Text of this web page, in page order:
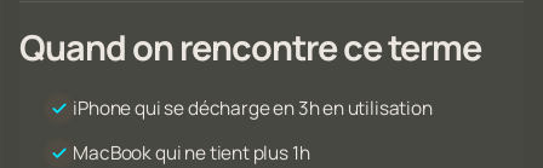
Quand on rencontre ce terme
iPhone qui se décharge en 3h en utilisation
MacBook qui ne tient plus 1h